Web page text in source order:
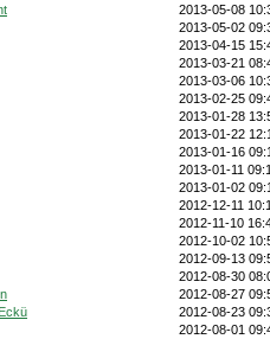
2013-05-08
2013-05-02
2013-04-15
2013-03-21
2013-03-06
2013-02-25
2013-01-28
2013-01-22
2013-01-16
2013-01-11
2013-01-02
2012-12-11
2012-11-10
2012-10-02
2012-09-13
2012-08-30
2012-08-27
2012-08-23
2012-08-01